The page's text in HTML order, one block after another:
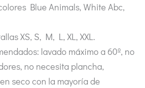
Blue Animals, White Abc,
XS, S, M, L, XL, XXL.
lavado máximo a 60º, no
no necesita plancha,
seco con la mayoría de